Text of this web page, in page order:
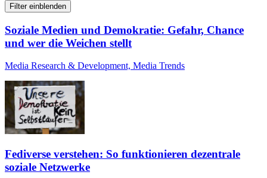
Filter einblenden
Soziale Medien und Demokratie: Gefahr, Chance
und wer die Weichen stellt
Media Research & Development, Media Trends
Fediverse verstehen: So funktionieren dezentrale
soziale Netzwerke